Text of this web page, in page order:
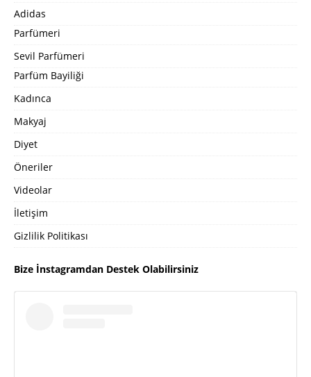
Adidas
Parfümeri
Sevil Parfümeri
Parfüm Bayiliği
Kadınca
Makyaj
Diyet
Öneriler
Videolar
İletişim
Gizlilik Politikası
Bize İnstagramdan Destek Olabilirsiniz